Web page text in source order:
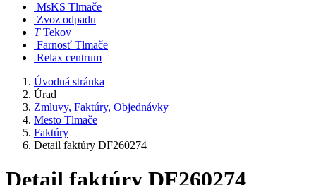
MsKS Tlmače
Zvoz odpadu
T Tekov
Farnosť Tlmače
Relax centrum
Úvodná stránka
Úrad
Zmluvy, Faktúry, Objednávky
Mesto Tlmače
Faktúry
Detail faktúry DF260274
Detail faktúry DF260274